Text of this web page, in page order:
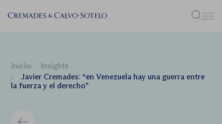
Menú
Inicio
Insights
Javier Cremades: “en Venezuela hay una guerra entre
la fuerza y el derecho”